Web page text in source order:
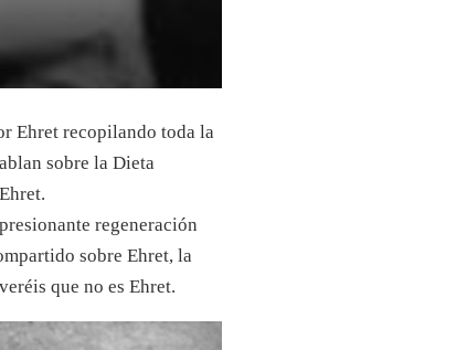
Ehret recopilando toda la
sobre la Dieta
regeneración
sobre Ehret, la
que no es Ehret.